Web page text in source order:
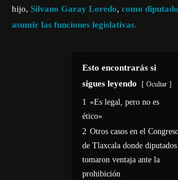
hijo, Silvano Garay Loredo, como
asumir las funciones legislativas.
Esto encontrarás si
sigues leyendo
Ocultar
1 «Es legal, pero no es
ético»
2 Otros casos en el
de Tlaxcala donde diputados
tomaron ventaja ante la
prohibición